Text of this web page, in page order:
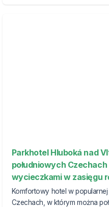
Parkhotel Hluboká nad
południowych
wycieczkami w zasięgu
Komfortowy hotel w
Czechach, w którym można